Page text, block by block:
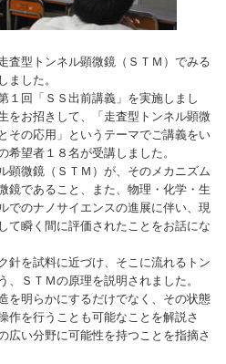
査型トンネル顕微鏡（ＳＴＭ）でみる
ました。
１回「ＳＳ出前講義」を実施しまし
をお招きして、「走査型トンネル顕微
その応用」というテーマでご講義をい
希望者１８名が受講しました。
顕微鏡（ＳＴＭ）が、そのメカニズム
鏡であること、また、物理・化学・生
でのナノサイエンスの進展に伴い、現
て瞬く間に評価されたことをお話にな
針を試料に近づけ、そこに流れるトン
、ＳＴＭの原理を説明されました。
を明らかにするだけでなく、その状態
作を行うことも可能なことを解説さ
広い分野に可能性を持つことを指摘さ